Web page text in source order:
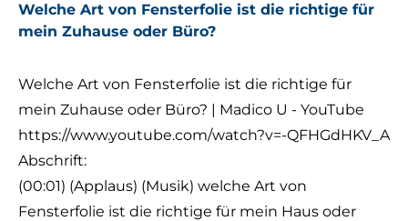
Welche Art von Fensterfolie ist die richtige für
mein Zuhause oder Büro?
Welche Art von Fensterfolie ist die richtige für
mein Zuhause oder Büro? | Madico U - YouTube
https://www.youtube.com/watch?v=-QFHGdHKV_A
Abschrift:
(00:01) (Applaus) (Musik) welche Art von
Fensterfolie ist die richtige für mein Haus oder